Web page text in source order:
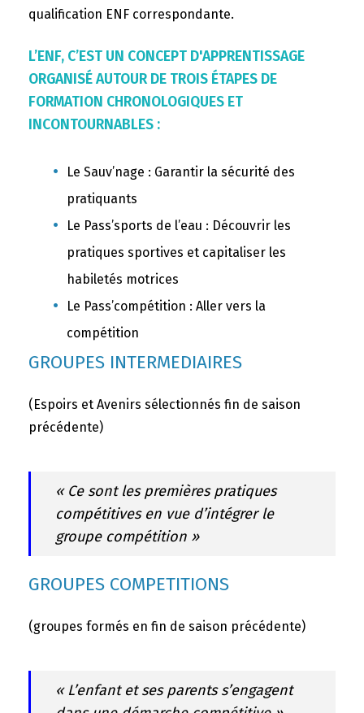
qualification ENF correspondante.
L’ENF, C’EST UN CONCEPT D'APPRENTISSAGE
ORGANISÉ AUTOUR DE TROIS ÉTAPES DE
FORMATION CHRONOLOGIQUES ET
INCONTOURNABLES :
Le Sauv’nage : Garantir la sécurité des
pratiquants
Le Pass’sports de l’eau : Découvrir les
pratiques sportives et capitaliser les
habiletés motrices
Le Pass’compétition : Aller vers la
compétition
GROUPES INTERMEDIAIRES
(Espoirs et Avenirs sélectionnés fin de saison
précédente)
« Ce sont les premières pratiques
compétitives en vue d’intégrer le
groupe compétition »
GROUPES COMPETITIONS
(groupes formés en fin de saison précédente)
« L’enfant et ses parents s’engagent